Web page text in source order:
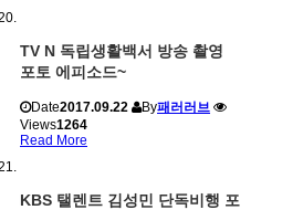
TV N 독립생활백서 방송 촬영
포토 에피소드~
Date2017.09.22 By패러러브
Views1264
Read More
KBS 탤렌트 김성민 단독비행 포